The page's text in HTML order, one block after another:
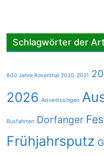
Schlagwörter der
800 Jahre Rosenthal 2030 2021
2026 Adventssingen
Busfahrten Dorfanger
Frühjahrsputz